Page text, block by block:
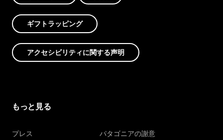
ギフトラッピング
アクセシビリティに関する声明
もっと見る
プレス パタゴニアの謝意